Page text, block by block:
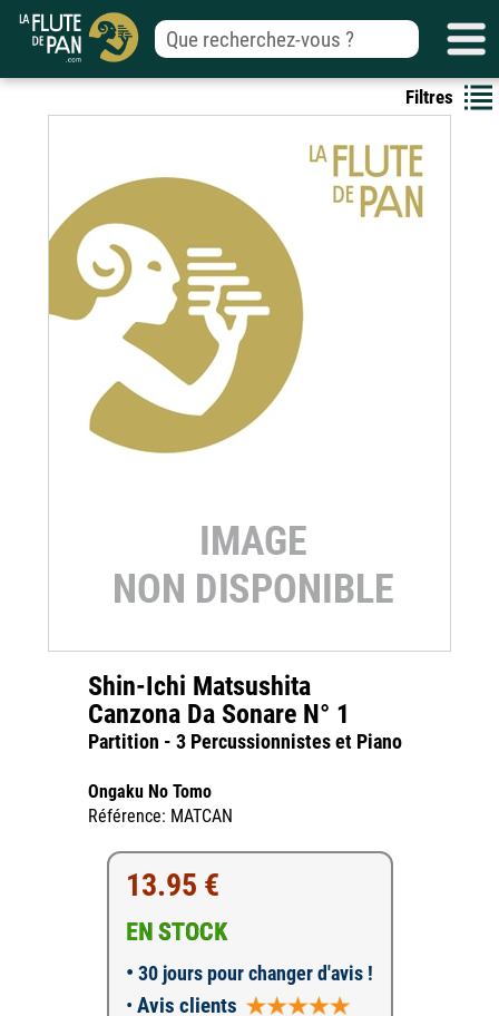
Filtres
Shin-Ichi Matsushita
Canzona Da Sonare N° 1
Partition - 3 Percussionnistes et Piano
Ongaku No Tomo
Référence: MATCAN
13.95 €
EN STOCK
• 30 jours pour changer d'avis !
• Avis clients